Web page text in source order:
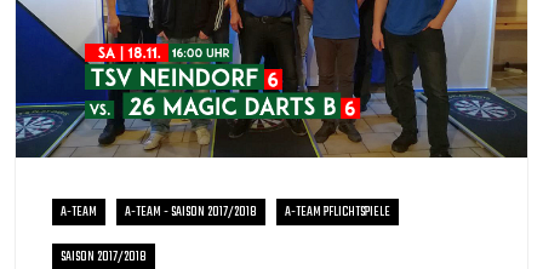
A-TEAM A-TEAM - SAISON 2017/2018 A-TEAM PFLICHTSPIELE
SAISON 2017/2018